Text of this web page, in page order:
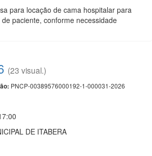
para locação de cama hospitalar para
paciente, conforme necessidade
(23 visual.)
PNCP-00389576000192-1-000031-2026
DE ITABERA